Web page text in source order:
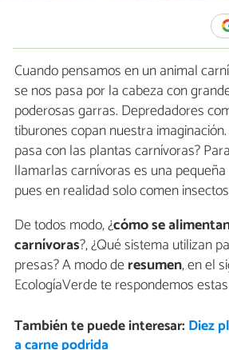
Cuando pensamos en un animal
se nos pasa por la cabeza con
poderosas garras. Depredadores
tiburones copan nuestra
pasa con las plantas carnívoras?
llamarlas carnívoras es una
pues en realidad solo comen
De todos modo, ¿cómo se
carnívoras?, ¿Qué sistema utilizan
presas? A modo deresumen, en el
EcologíaVerde te respondemos
También te puede interesar: Diez